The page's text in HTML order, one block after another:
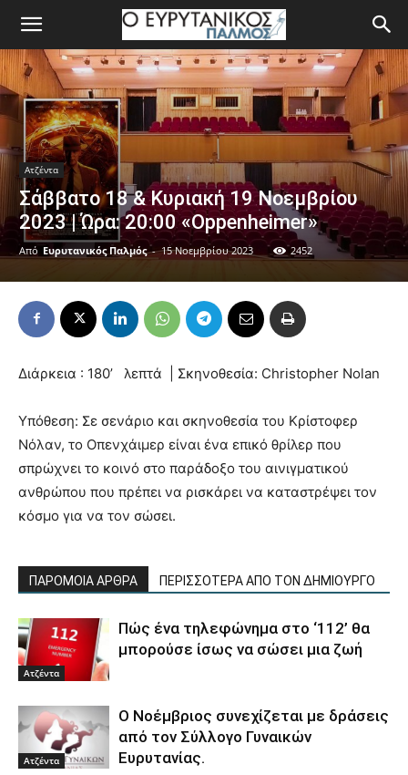
Ατζέντα
Σάββατο 18 & Κυριακή 19 Νοεμβρίου
2023 | Ώρα: 20:00 «Oppenheimer»
Από Ευρυτανικός Παλμός - 15 Νοεμβρίου 2023 2452
Διάρκεια : 180’ λεπτά | Σκηνοθεσία: Christopher Nolan
Υπόθεση: Σε σενάριο και σκηνοθεσία του Κρίστοφερ
Νόλαν, το Οπενχάιμερ είναι ένα επικό θρίλερ που
σπρώχνει το κοινό στο παράδοξο του αινιγματικού
ανθρώπου που πρέπει να ρισκάρει να καταστρέψει τον
κόσμο για να τον σώσει.
ΠΑΡΟΜΟΙΑ ΑΡΘΡΑ ΠΕΡΙΣΣΟΤΕΡΑ ΑΠΟ ΤΟΝ ΔΗΜΙΟΥΡΓΟ
Ατζέντα
Πώς ένα τηλεφώνημα στο ‘112’ θα
μπορούσε ίσως να σώσει μια ζωή
Ατζέντα
Ο Νοέμβριος συνεχίζεται με δράσεις
από τον Σύλλογο Γυναικών
Ευρυτανίας.